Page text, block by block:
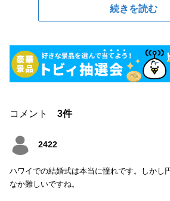
続きを読む
コメント 3件
2422
ハワイでの結婚式は本当に憧れです。しかし
なか難しいですね。